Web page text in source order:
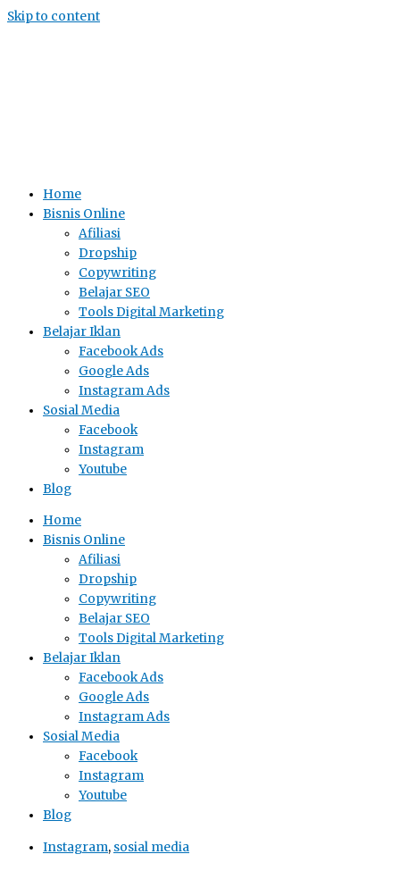
Skip to content
Home
Bisnis Online
Afiliasi
Dropship
Copywriting
Belajar SEO
Tools Digital Marketing
Belajar Iklan
Facebook Ads
Google Ads
Instagram Ads
Sosial Media
Facebook
Instagram
Youtube
Blog
Home
Bisnis Online
Afiliasi
Dropship
Copywriting
Belajar SEO
Tools Digital Marketing
Belajar Iklan
Facebook Ads
Google Ads
Instagram Ads
Sosial Media
Facebook
Instagram
Youtube
Blog
Instagram, sosial media